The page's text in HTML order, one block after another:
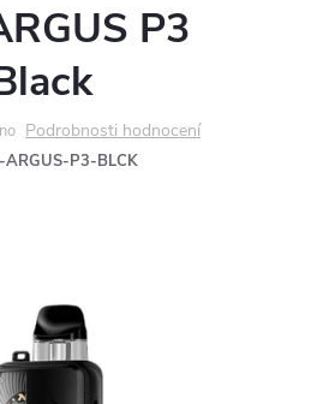
P3
Podrobnosti hodnocení
ARGUS-P3-BLCK